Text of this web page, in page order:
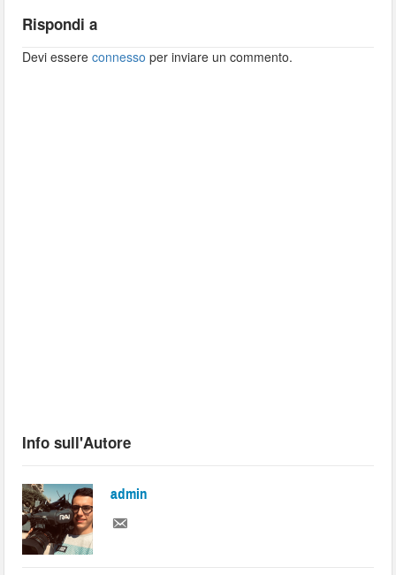
Rispondi a
Devi essereconnesso per inviare un commento.
Info sull'Autore
admin